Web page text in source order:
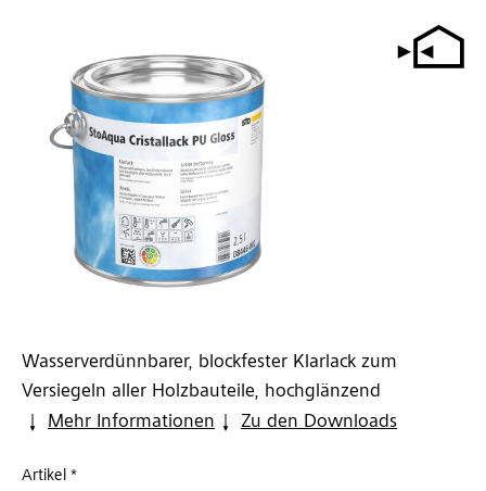
Wasserverdünnbarer, blockfester Klarlack zum
Versiegeln aller Holzbauteile, hochglänzend
Mehr Informationen
Zu den Downloads
Artikel *